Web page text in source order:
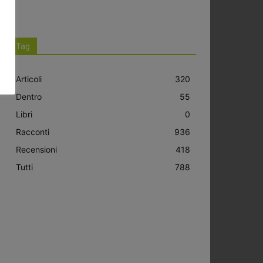
Tag
Articoli
320
Dentro
55
Libri
0
Racconti
936
Recensioni
418
Tutti
788